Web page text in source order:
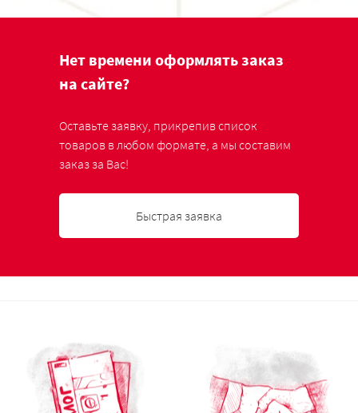
Нет времени оформлять заказ
на сайте?
Оставьте заявку, прикрепив список
товаров в любом формате, а мы составим
заказ за Вас!
Быстрая заявка